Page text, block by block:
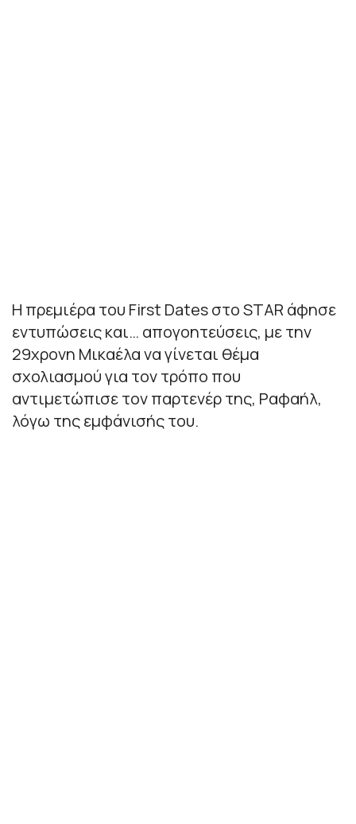
Η πρεμιέρα του First Dates στο STAR άφησε
εντυπώσεις και… απογοητεύσεις, με την
29χρονη Μικαέλα να γίνεται θέμα
σχολιασμού για τον τρόπο που
αντιμετώπισε τον παρτενέρ της, Ραφαήλ,
λόγω της εμφάνισής του.